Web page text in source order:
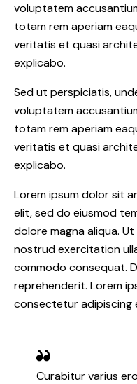
voluptatem
totam rem aperiam
veritatis et quasi
explicabo.
Sed ut perspiciatis,
voluptatem
totam rem aperiam
veritatis et quasi
explicabo.
Lorem ipsum dolor sit
elit, sed do eiusmod
dolore magna aliqua. Ut
nostrud exercitation
commodo consequat.
reprehenderit. Lorem
consectetur adipiscing
Curabitur varius